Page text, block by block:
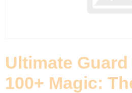
Ultimate
100+ Magic: